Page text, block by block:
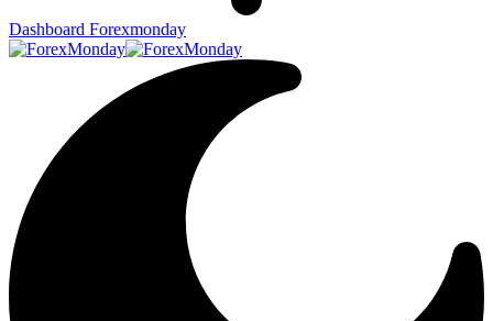
Dashboard Forexmonday